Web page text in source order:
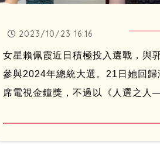
2023/10/23 16:16
女星賴佩霞近日積極投入選戰，與
參與2024年總統大選。21日她回歸
席電視金鐘獎，不過以《人選之人
中的總統「林月真」入圍本屆迷你
獎的她，不但未登上金鐘紅毯，最